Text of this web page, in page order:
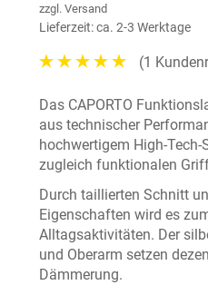
zzgl. Versand
Lieferzeit: ca. 2-3 Werktage
(1
Das CAPORTO
aus technischer
hochwertigem High-
zugleich funktionalen
Durch taillierten Schnitt
Eigenschaften wird es
Alltagsaktivitäten. Der
und Oberarm setzen
Dämmerung.